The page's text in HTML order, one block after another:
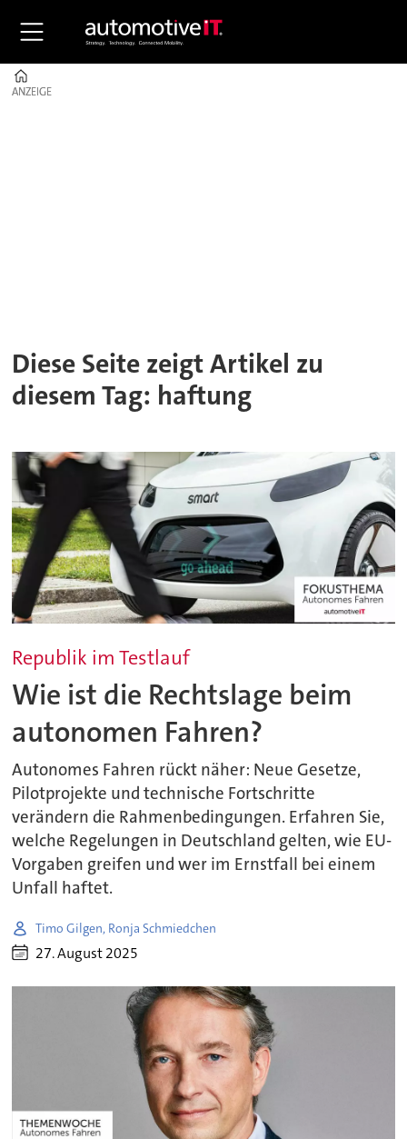
ANZEIGE
ANZEIGE
Diese Seite zeigt Artikel zu
diesem Tag: haftung
Republik im Testlauf
Wie ist die Rechtslage beim
autonomen Fahren?
Autonomes Fahren rückt näher: Neue Gesetze,
Pilotprojekte und technische Fortschritte
verändern die Rahmenbedingungen. Erfahren Sie,
welche Regelungen in Deutschland gelten, wie EU-
Vorgaben greifen und wer im Ernstfall bei einem
Unfall haftet.
Timo Gilgen, Ronja Schmiedchen
27. August 2025